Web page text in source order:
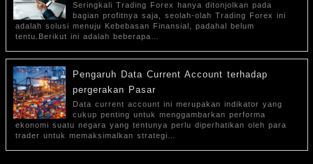
Seringkali Trading Forex hanya ditonjolkan pada
bagian profitnya saja, seolah-olah Trading Forex ini
adalah solusi menuju Kebebasan Finansial, padahal belum
tentu.Berikut ini adalah beberapa…
Pengaruh Data Current Account terhadap
pergerakan Pasar
Data current account ini merupakan indikator yang
cukup penting untuk menggambarkan performa
ekonomi suatu negara yang tentunya perlu diperhatikan oleh para
trader untuk memaksimalkan strategi…